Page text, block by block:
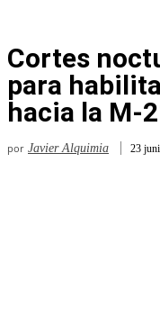
Cortes
para
hacia la M-
por Javier Alquimia 23